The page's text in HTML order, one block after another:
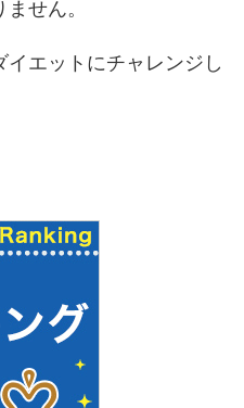
せん。
エットにチャレンジし